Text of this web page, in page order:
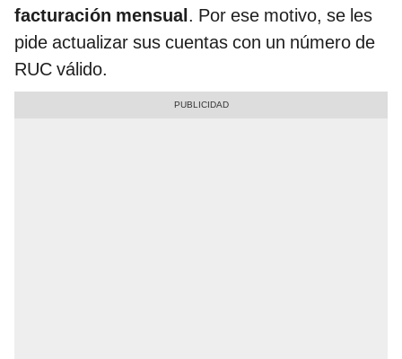
facturación mensual. Por ese motivo, se les
pide actualizar sus cuentas con un número de
RUC válido.